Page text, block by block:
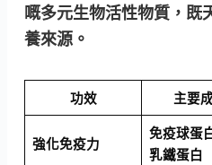
嘅多元生物活性物質，既
養來源。
功效 主要
強化免疫力
免疫球蛋
乳鐵蛋白